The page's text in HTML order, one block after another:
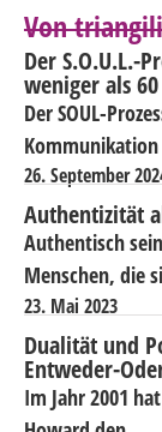
Von
Der S.O.U.L.-
weniger als
Der SOUL-
26. September
Authentizität
Authentisch
Menschen, die
23. Mai 2023
Dualität und
Entweder-
Im Jahr 2001